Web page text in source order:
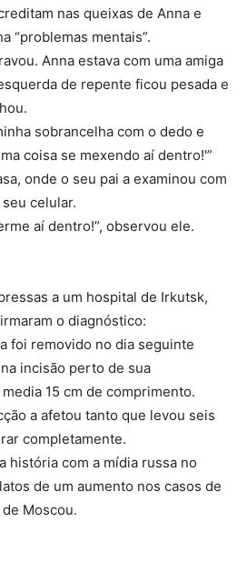
nas queixas de Anna e
“problemas mentais”.
Anna estava com uma amiga
de repente ficou pesada e
sobrancelha com o dedo e
coisa se mexendo aí dentro!'”
onde o seu pai a examinou com
celular.
aí dentro!”, observou ele.
a um hospital de Irkutsk,
o diagnóstico:
foi removido no dia seguinte
incisão perto de sua
15 cm de comprimento.
a afetou tanto que levou seis
completamente.
história com a mídia russa no
de um aumento nos casos de
Moscou.